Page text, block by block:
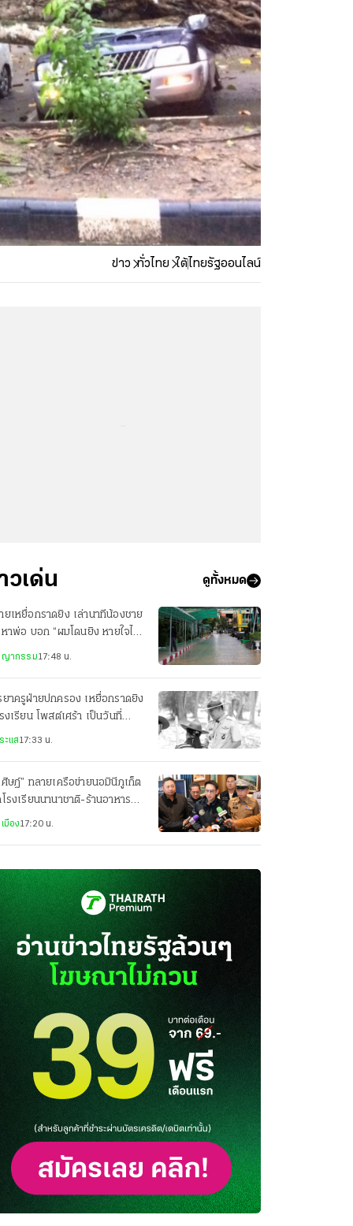
ข่าว ทั่วไทย ใต้ไทยรัฐออนไลน์
วเด่น ดูทั้งหมด
ยเหยื่อกราดยิง เล่านาทีน้องชาย
หาพ่อ บอก “ผมโดนยิง หายใจไม่
ญากรรม17:48 น.
ยาครูฝ่ายปกครอง เหยื่อกราดยิง
รงเรียน โพสต์เศร้า เป็นวันที่
ะแส17:33 น.
ศิษฎ์” ทลายเครือข่ายนอมินีภูเก็ต
โรงเรียนนานาชาติ-ร้านอาหาร
บริษัทฮุบที่ดินผิดกฎหมาย
มือง17:20 น.